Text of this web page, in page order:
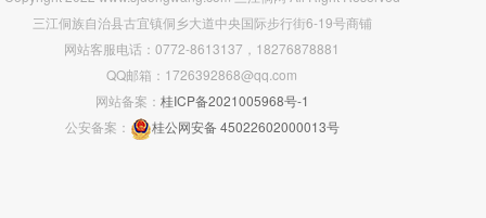
三江侗族自治县古宜镇侗乡大道中央国际步行街6-19号商铺
网站客服电话：0772-8613137，18276878881
QQ邮箱：1726392868@qq.com
网站备案： 桂ICP备2021005968号-1
公安备案：
桂公网安备 45022602000013号